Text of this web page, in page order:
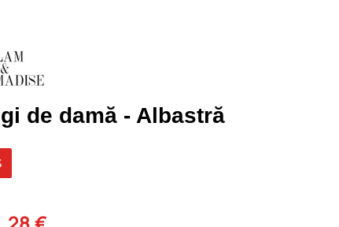
de damă - Albastră